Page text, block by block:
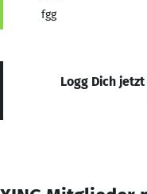
fgg
Logg Dich